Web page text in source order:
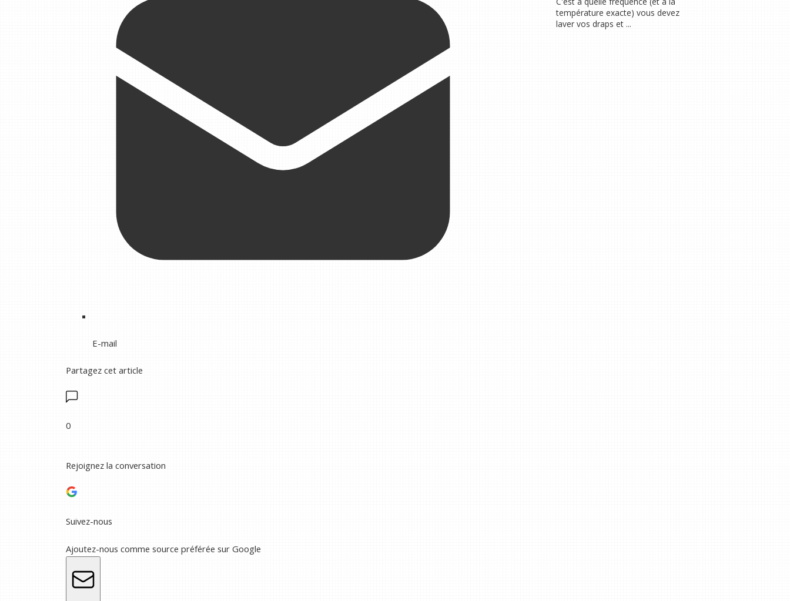
E-mail
Partagez cet article
0
Rejoignez la conversation
Suivez-nous
Ajoutez-nous comme source préférée sur Google
température exacte) vous devez
laver vos draps et ...